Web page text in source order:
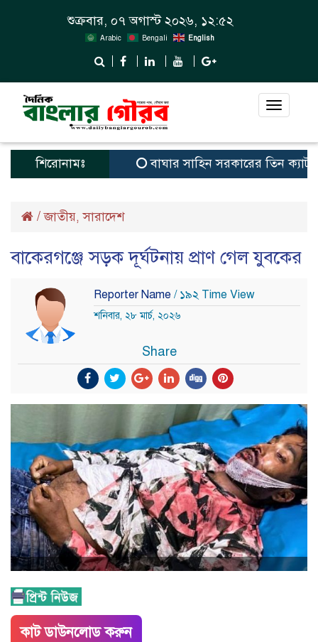
শুক্রবার, ০৭ অগাস্ট ২০২৬, ১২:৫২
Arabic Bengali English
Toggle
শিরোনামঃ বাঘার সাহিন সরকারের তিন
/জাতীয়,সারাদেশ
বাকেরগঞ্জে সড়ক দূর্ঘটনায় প্রাণ গেল যুবকের
Reporter Name / ১৯২ Time View
শনিবার, ২৮ মার্চ, ২০২৬
Share
কাট ডাউনলোড করুন